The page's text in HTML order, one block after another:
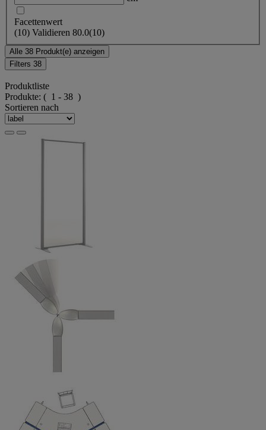
Facettenwert
(10) Validieren 80.0(10)
Alle 38 Produkt(e) anzeigen
Filters 38
Produktliste
Produkte: ( 1 - 38 )
Sortieren nach